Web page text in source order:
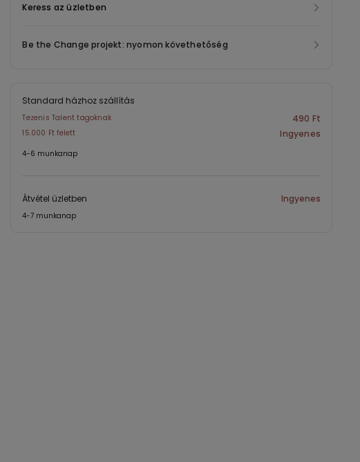
Keress az üzletben
Be the Change projekt: nyomon követhetőség
Standard házhoz szállítás
Tezenis Talent tagoknak 490 Ft
15.000 Ft felett Ingyenes
4-6 munkanap
Átvétel üzletben Ingyenes
4-7 munkanap